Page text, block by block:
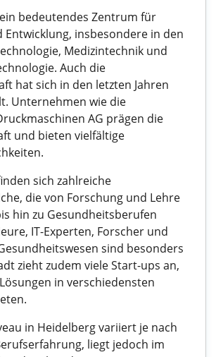
bedeutendes Zentrum für
Entwicklung, insbesondere in den
Medizintechnik und
Auch die
hat sich in den letzten Jahren
Unternehmen wie die
AG prägen die
und bieten vielfältige
sich zahlreiche
die von Forschung und Lehre
hin zu Gesundheitsberufen
IT-Experten, Forscher und
sind besonders
zieht zudem viele Start-ups an,
in verschiedensten
in Heidelberg variiert je nach
liegt jedoch im